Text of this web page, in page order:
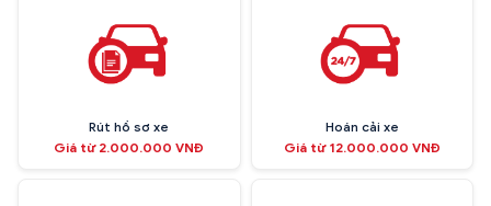
Rút hồ sơ xe
Giá từ 2.000.000 VNĐ
Hoán cải xe
Giá từ 12.000.000 VNĐ